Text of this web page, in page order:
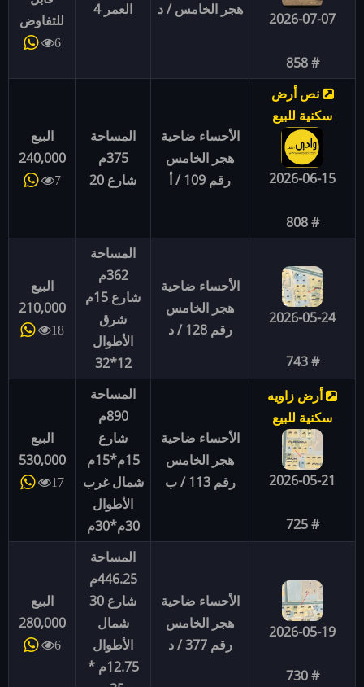
2026-07-07
# 858
هجر الخامس / د العمر 4
للتفاوض
6
نص أرض
سكنية للبيع
2026-06-15
# 808
الأحساء ضاحية
هجر الخامس
رقم 109 / أ
المساحة
375م
شارع 20
البيع
240,000
7
2026-05-24
# 743
الأحساء ضاحية
هجر الخامس
رقم 128 / د
المساحة
362م
شارع 15م
شرق
الأطوال
12*32
البيع
210,000
18
أرض زاويه
سكنية للبيع
2026-05-21
# 725
الأحساء ضاحية
هجر الخامس
رقم 113 / ب
المساحة
890م
شارع
15م*15م
شمال غرب
الأطوال
30م*30م
البيع
530,000
17
2026-05-19
# 730
الأحساء ضاحية
هجر الخامس
رقم 377 / د
المساحة
446.25م
شارع 30
شمال
الأطوال
12.75م *
البيع
280,000
6